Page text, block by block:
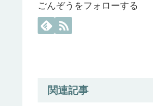
ごんぞうをフォローする
関連記事